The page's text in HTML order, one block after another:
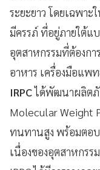
ระยะยาว โดยเฉพาะ
มีครรภ์ ที่อยู่ภายใต้แ
อุตสาหกรรมที่ต้องก
อาหาร เครื่องมือแพ
IRPCได้พัฒนาผลิตภั
Molecular Weight
ทนทานสูง พร้อมตอบ
เนื่องของอุตสาหกร